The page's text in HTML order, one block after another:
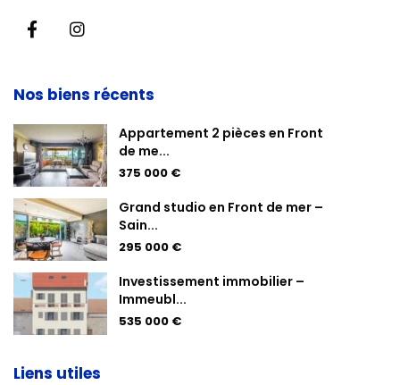
Nos biens récents
Appartement 2 pièces en Front
de me...
375 000 €
Grand studio en Front de mer –
Sain...
295 000 €
Investissement immobilier –
Immeubl...
535 000 €
Liens utiles